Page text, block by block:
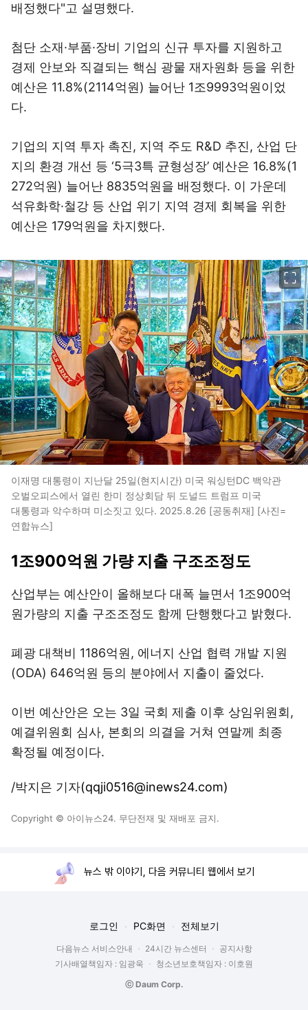
배정했다"고 설명했다.
첨단 소재·부품·장비 기업의 신규 투자를 지원하고
경제 안보와 직결되는 핵심 광물 재자원화 등을 위한
예산은 11.8%(2114억원) 늘어난 1조9993억원이었
다.
기업의 지역 투자 촉진, 지역 주도 R&D 추진, 산업 단
지의 환경 개선 등 ‘5극3특 균형성장’ 예산은 16.8%(1
272억원) 늘어난 8835억원을 배정했다. 이 가운데
석유화학·철강 등 산업 위기 지역 경제 회복을 위한
예산은 179억원을 차지했다.
이재명 대통령이 지난달 25일(현지시간) 미국 워싱턴DC 백악관
오벌오피스에서 열린 한미 정상회담 뒤 도널드 트럼프 미국
대통령과 악수하며 미소짓고 있다. 2025.8.26 [공동취재] [사진=
연합뉴스]
1조900억원 가량 지출 구조조정도
산업부는 예산안이 올해보다 대폭 늘면서 1조900억
원가량의 지출 구조조정도 함께 단행했다고 밝혔다.
폐광 대책비 1186억원, 에너지 산업 협력 개발 지원
(ODA) 646억원 등의 분야에서 지출이 줄었다.
이번 예산안은 오는 3일 국회 제출 이후 상임위원회,
예결위원회 심사, 본회의 의결을 거쳐 연말께 최종
확정될 예정이다.
/박지은 기자(qqji0516@inews24.com)
Copyright © 아이뉴스24. 무단전재 및 재배포 금지.
뉴스 밖 이야기, 다음 커뮤니티 웹에서 보기
로그인 PC화면 전체보기
다음뉴스 서비스안내 24시간 뉴스센터
공지사항
기사배열책임자 : 임광욱
청소년보호책임자 : 이호원
ⓒ Daum Corp.